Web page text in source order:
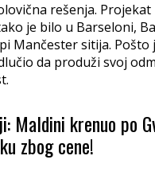
rešenja.
je bilo u Barseloni,
Mančester sitija.
da produži svoj
krenuo po
zbog cene!